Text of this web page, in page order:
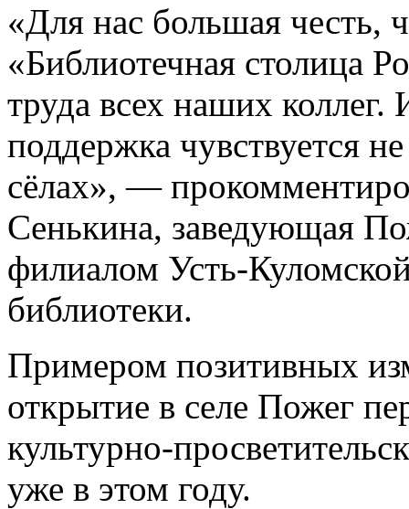
«Для нас большая честь,
«Библиотечная столица
труда всех наших
поддержка чувствуется
сёлах», —
Сенькина, заведующая
филиалом Усть-
библиотеки.
Примером позитивных
открытие в селе Пожег
культурно-
уже в этом году.